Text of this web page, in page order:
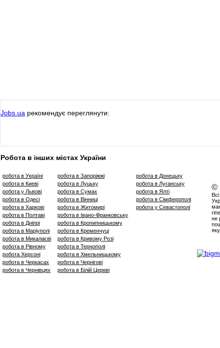
Jobs.ua рекомендує переглянути:
Робота в інших містах України
робота в Україні
робота в Киеві
робота у Львові
робота в Одесі
робота в Харкові
робота в Полтаві
робота в Дніпрі
робота в Маріуполі
робота в Микалаєві
робота в Рівному
робота Херсоні
робота в Черкасах
робота в Чернівцях
робота в Запоріжжі
робота в Луцьку
робота в Сумах
робота в Вінниці
робота в Житомирі
робота в Івано-Франковську
робота в Кропипницькому
робота в Кременчуці
робота в Кривому Розі
робота в Тернополі
робота в Хмельницькому
робота в Чернігові
робота в Білій Церкві
робота в Донецьку
робота в Луганську
робота в Ялті
робота в Сімферополі
робота у Севастополі
©
не